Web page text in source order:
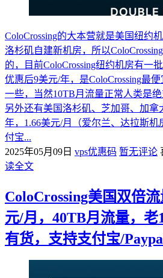
ColoCrossing的大本营就是美国纽约
洛杉矶自建新机房，所以
的，目前ColoCrossing纽约机房有一
优惠后9美元/年，是ColoCrossing最
一些，当然10TB月流量正常人类是绝
另外还有美国洛杉矶、芝加哥、加拿
年，1.66美元/月（爱尔兰、达拉斯
付宝...
2025年05月09日 vps优惠码 暂无评论
读全文
ColoCrossing美国双倍
元/月，40TB月流量，
有货，支持支付宝/